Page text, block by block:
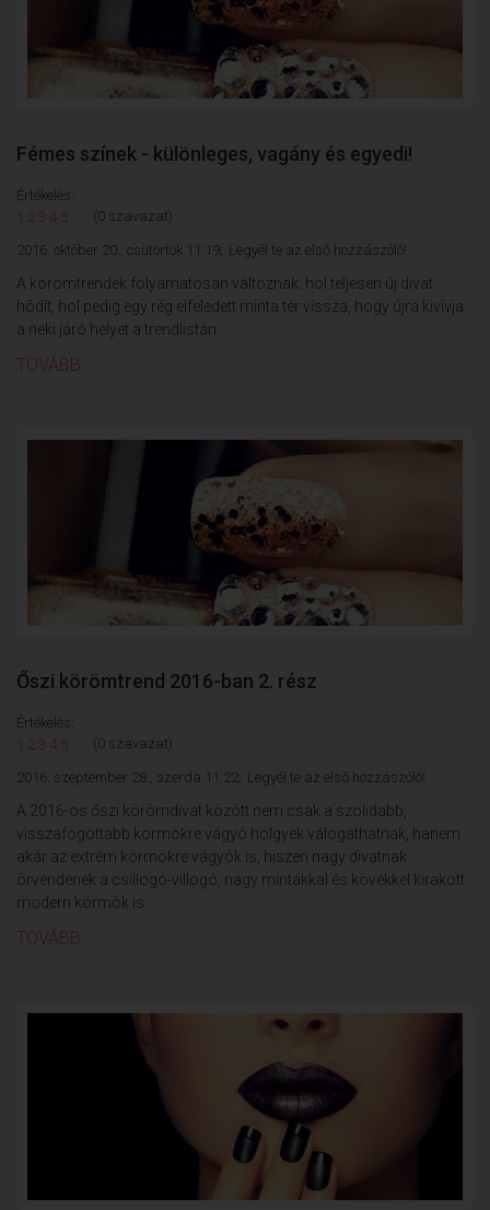
Fémes színek - különleges, vagány és egyedi!
Értékelés:
1 2 3 4 5 (0 szavazat)
2016. október 20., csütörtök 11:19; Legyél te az első hozzászóló!
A körömtrendek folyamatosan változnak: hol teljesen új divat
hódít, hol pedig egy rég elfeledett minta tér vissza, hogy újra kivívja
a neki járó helyet a trendlistán.
TOVÁBB
Őszi körömtrend 2016-ban 2. rész
Értékelés:
1 2 3 4 5 (0 szavazat)
2016. szeptember 28., szerda 11:22; Legyél te az első hozzászóló!
A 2016-os őszi körömdivat között nem csak a szolidabb,
visszafogottabb körmökre vágyó hölgyek válogathatnak, hanem
akár az extrém körmökre vágyók is, hiszen nagy divatnak
örvendenek a csillogó-villogó, nagy mintákkal és kövekkel kirakott
modern körmök is.
TOVÁBB